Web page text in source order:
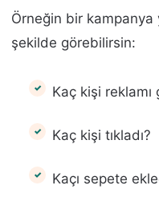
Örneğin bir kampanya
şekilde görebilirsin:
Kaç kişi reklamı
Kaç kişi tıkladı?
Kaçı sepete